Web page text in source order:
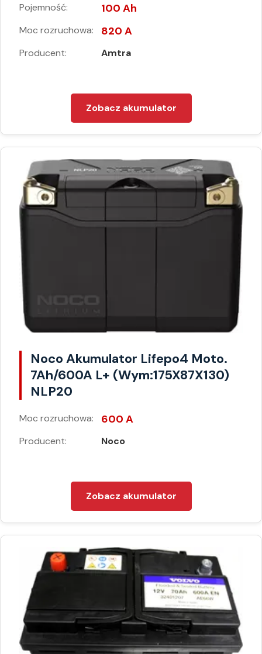
Pojemność: 100 Ah
Moc rozruchowa: 820 A
Producent: Amtra
Zobacz akumulator
Noco Akumulator Lifepo4 Moto.
7Ah/600A L+ (Wym:175X87X130)
NLP20
Moc rozruchowa: 600 A
Producent: Noco
Zobacz akumulator